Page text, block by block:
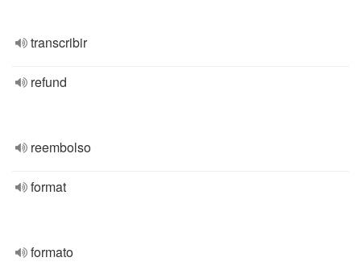
transcribir
refund
reembolso
format
formato